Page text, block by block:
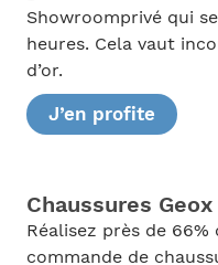
Showroomprivé qui
heures. Cela vaut
d’or.
J’en profite
Chaussures Geox
Réalisez près de 66%
commande de